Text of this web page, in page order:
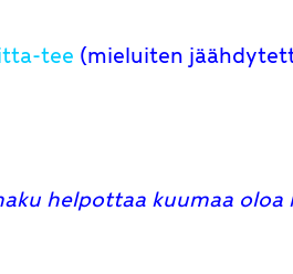
a-tee (mieluiten
helpottaa kuumaa